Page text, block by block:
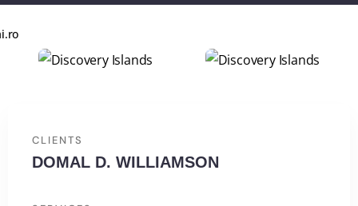
CLIENTS
DOMAL D. WILLIAMSON